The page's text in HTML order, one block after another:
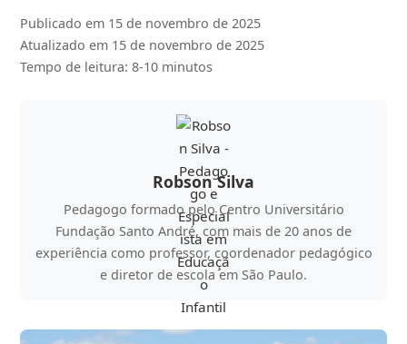
Publicado em 15 de novembro de 2025
Atualizado em 15 de novembro de 2025
Tempo de leitura: 8-10 minutos
Robson Silva
Pedagogo formado pelo Centro Universitário
Fundação Santo André, com mais de 20 anos de
experiência como professor, coordenador pedagógico
e diretor de escola em São Paulo.